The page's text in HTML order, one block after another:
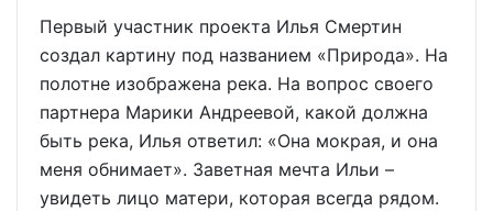
Первый участник проекта Илья Смертин
создал картину под названием «Природа». На
полотне изображена река. На вопрос своего
партнера Марики Андреевой, какой должна
быть река, Илья ответил: «Она мокрая, и она
меня обнимает». Заветная мечта Ильи –
увидеть лицо матери, которая всегда рядом.